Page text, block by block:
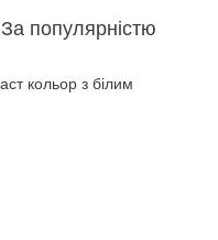
За популярністю